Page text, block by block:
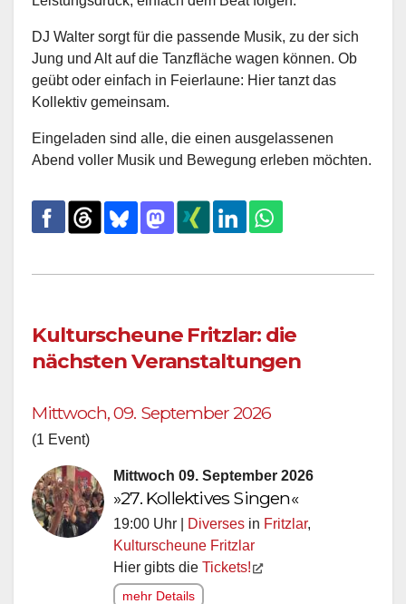
DJ Walter sorgt für die passende Musik, zu der sich
Jung und Alt auf die Tanzfläche wagen können. Ob
geübt oder einfach in Feierlaune: Hier tanzt das
Kollektiv gemeinsam.
Eingeladen sind alle, die einen ausgelassenen
Abend voller Musik und Bewegung erleben möchten.
Kulturscheune Fritzlar: die
nächsten Veranstaltungen
Mittwoch, 09. September 2026
(1 Event)
Mittwoch 09. September 2026
»27. Kollektives Singen«
19:00 Uhr | Diverses in Fritzlar,
Kulturscheune Fritzlar
Hier gibts die Tickets!
mehr Details